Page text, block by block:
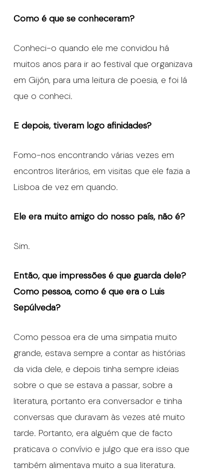
Como é que se conheceram?
Conheci-o quando ele me convidou há
muitos anos para ir ao festival que organizava
em Gijón, para uma leitura de poesia, e foi lá
que o conheci.
E depois, tiveram logo afinidades?
Fomo-nos encontrando várias vezes em
encontros literários, em visitas que ele fazia a
Lisboa de vez em quando.
Ele era muito amigo do nosso país, não é?
Sim.
Então, que impressões é que guarda dele?
Como pessoa, como é que era o Luis
Sepúlveda?
Como pessoa era de uma simpatia muito
grande, estava sempre a contar as histórias
da vida dele, e depois tinha sempre ideias
sobre o que se estava a passar, sobre a
literatura, portanto era conversador e tinha
conversas que duravam às vezes até muito
tarde. Portanto, era alguém que de facto
praticava o convívio e julgo que era isso que
também alimentava muito a sua literatura.